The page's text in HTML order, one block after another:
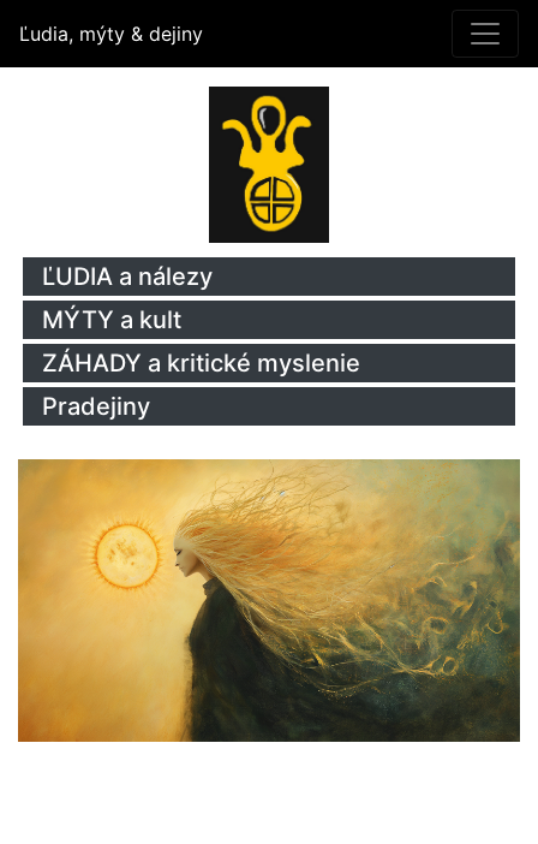
Ľudia, mýty & dejiny
ĽUDIA a nálezy
MÝTY a kult
ZÁHADY a kritické myslenie
Pradejiny